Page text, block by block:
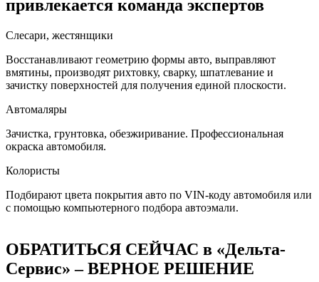
привлекается команда экспертов
Слесари, жестянщики
Восстанавливают геометрию формы авто, выправляют
вмятины, производят рихтовку, сварку, шпатлевание и
зачистку поверхностей для получения единой плоскости.
Автомаляры
Зачистка, грунтовка, обезжиривание. Профессиональная
окраска автомобиля.
Колористы
Подбирают цвета покрытия авто по VIN-коду автомобиля или
с помощью компьютерного подбора автоэмали.
ОБРАТИТЬСЯ СЕЙЧАС в «Дельта-
Сервис» – ВЕРНОЕ РЕШЕНИЕ